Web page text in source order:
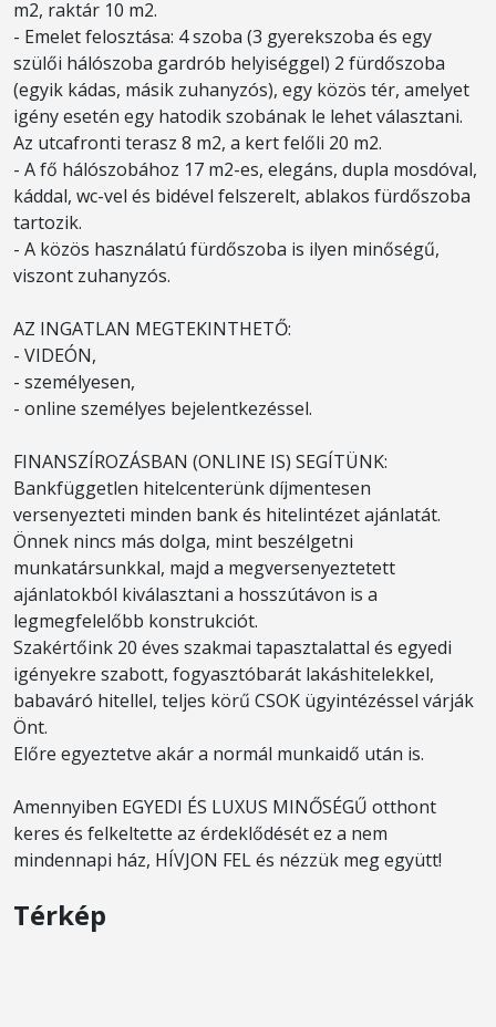
m2, raktár 10 m2.
- Emelet felosztása: 4 szoba (3 gyerekszoba és egy
szülői hálószoba gardrób helyiséggel) 2 fürdőszoba
(egyik kádas, másik zuhanyzós), egy közös tér, amelyet
igény esetén egy hatodik szobának le lehet választani.
Az utcafronti terasz 8 m2, a kert felőli 20 m2.
- A fő hálószobához 17 m2-es, elegáns, dupla mosdóval,
káddal, wc-vel és bidével felszerelt, ablakos fürdőszoba
tartozik.
- A közös használatú fürdőszoba is ilyen minőségű,
viszont zuhanyzós.
AZ INGATLAN MEGTEKINTHETŐ:
- VIDEÓN,
- személyesen,
- online személyes bejelentkezéssel.
FINANSZÍROZÁSBAN (ONLINE IS) SEGÍTÜNK:
Bankfüggetlen hitelcenterünk díjmentesen
versenyezteti minden bank és hitelintézet ajánlatát.
Önnek nincs más dolga, mint beszélgetni
munkatársunkkal, majd a megversenyeztetett
ajánlatokból kiválasztani a hosszútávon is a
legmegfelelőbb konstrukciót.
Szakértőink 20 éves szakmai tapasztalattal és egyedi
igényekre szabott, fogyasztóbarát lakáshitelekkel,
babaváró hitellel, teljes körű CSOK ügyintézéssel várják
Önt.
Előre egyeztetve akár a normál munkaidő után is.
Amennyiben EGYEDI ÉS LUXUS MINŐSÉGŰ otthont
keres és felkeltette az érdeklődését ez a nem
mindennapi ház, HÍVJON FEL és nézzük meg együtt!
Térkép